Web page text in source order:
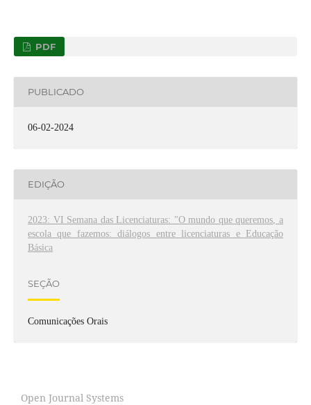
PDF
PUBLICADO
06-02-2024
EDIÇÃO
2023: VI Semana das Licenciaturas: "O mundo que queremos, a
escola que fazemos: diálogos entre licenciaturas e Educação
Básica
SEÇÃO
Comunicações Orais
Open Journal Systems